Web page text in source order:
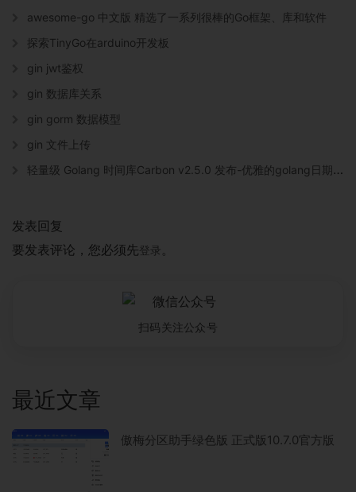
awesome-go 中文版 精选了一系列很棒的Go框架、库和软件
探索TinyGo在arduino开发板
gin jwt鉴权
gin 数据库关系
gin gorm 数据模型
gin 文件上传
轻量级 Golang 时间库Carbon v2.5.0 发布-优雅的golang日期时间处理库
发表回复
要发表评论，您必须先登录 。
扫码关注公众号
最近文章
傲梅分区助手绿色版 正式版10.7.0官方版